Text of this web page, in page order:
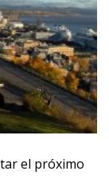
el próximo